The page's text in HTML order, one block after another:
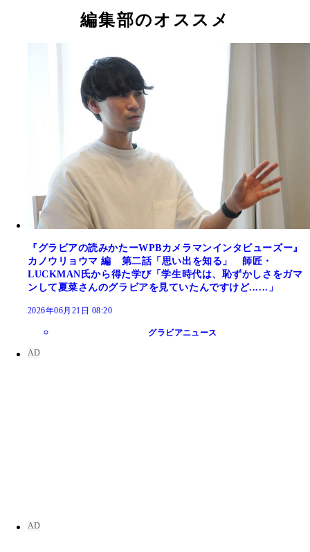
編集部のオススメ
『グラビアの読みかたーWPBカメラマンインタビューズー』
カノウリョウマ 編 第二話「思い出を知る」 師匠・
LUCKMAN氏から得た学び「学生時代は、恥ずかしさをガマ
ンして夏菜さんのグラビアを見ていたんですけど......」
2026年06月21日 08:20
グラビアニュース